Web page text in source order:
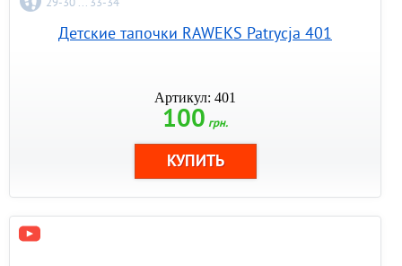
Детские тапочки RAWEKS Patrycja 401
Артикул: 401
100 грн.